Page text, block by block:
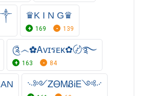
༒ ♛K I N G♛
169 139
༊෴✿Ꭺᴠɪรᴇᴋ✿〄࿐
163 84
࿙༻ᏃᎾᎷᏰᎥᎬ༺࿚